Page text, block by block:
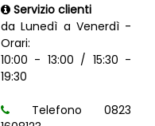
Servizio clienti
da Lunedì a Venerdì -
Orari:
10:00 - 13:00 / 15:30 -
19:30
Telefono 0823